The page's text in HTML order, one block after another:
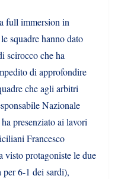
full immersion in
squadre hanno dato
scirocco che ha
di approfondire
che agli arbitri
Nazionale
presenziato ai lavori
Francesco
protagoniste le due
6-1 dei sardi),